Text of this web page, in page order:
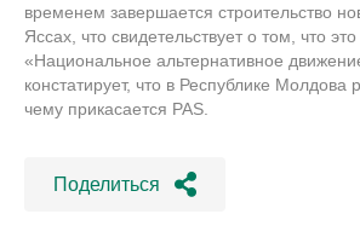
временем завершается строительство
Яссах, что свидетельствует о том, что
«Национальное альтернативное
констатирует, что в Республике Молдова
чему прикасается PAS.
Поделиться